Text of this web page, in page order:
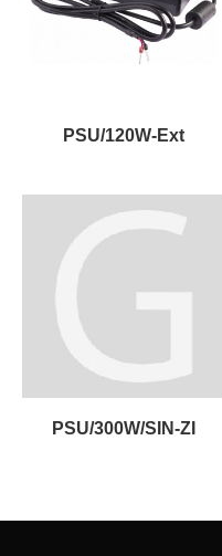
PSU/120W-Ext
PSU/300W/SIN-ZI